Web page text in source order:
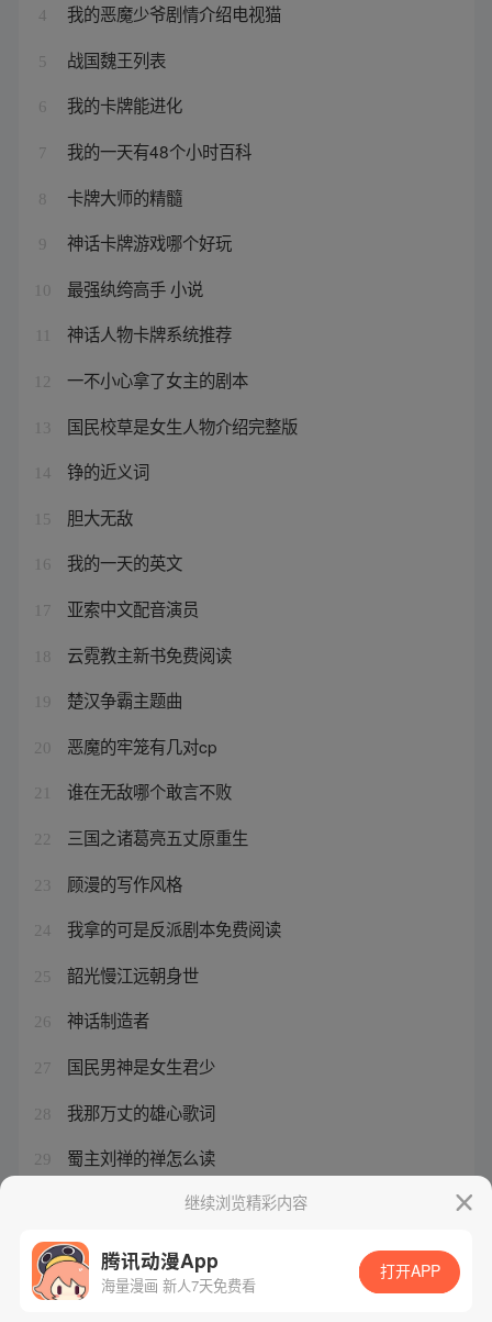
4 我的恶魔少爷剧情介绍电视猫
5 战国魏王列表
6 我的卡牌能进化
7 我的一天有48个小时百科
8 卡牌大师的精髓
9 神话卡牌游戏哪个好玩
10 最强纨绔高手 小说
神话人物卡牌系统推荐
12 一不小心拿了女主的剧本
13 国民校草是女生人物介绍完整版
14 铮的近义词
15 胆大无敌
16 我的一天的英文
17 亚索中文配音演员
18 云霓教主新书免费阅读
19 楚汉争霸主题曲
20 恶魔的牢笼有几对cp
21 谁在无敌哪个敢言不败
22 三国之诸葛亮五丈原重生
23 顾漫的写作风格
24 我拿的可是反派剧本免费阅读
25 韶光慢江远朝身世
26 神话制造者
27 国民男神是女生君少
28 我那万丈的雄心歌词
29 蜀主刘禅的禅怎么读
网瘾少年故事案例继续浏览精彩内容
腾讯动漫App
海量漫画 新人7天免费看
打开APP